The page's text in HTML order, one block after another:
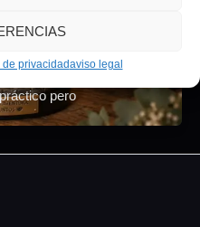
privacidadaviso legal
duran décadas y que
una boda Las listas de
pero